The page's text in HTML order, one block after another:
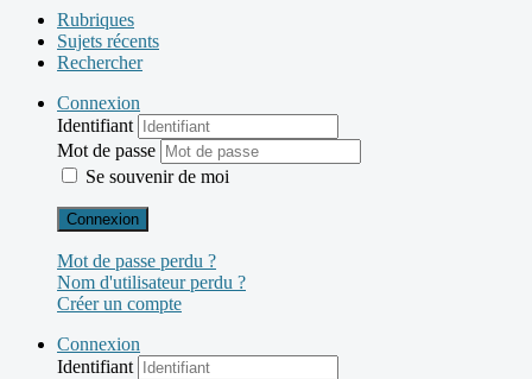
Rubriques
Sujets récents
Rechercher
Connexion
Identifiant
Mot de passe
Se souvenir de moi
Connexion
Mot de passe perdu ?
Nom d'utilisateur perdu ?
Créer un compte
Connexion
Identifiant